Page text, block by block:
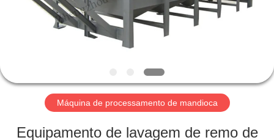
PRODUTOS
ESPETÁCULO
Máquina de processamento de mandioca
Equipamento de lavagem de remo de